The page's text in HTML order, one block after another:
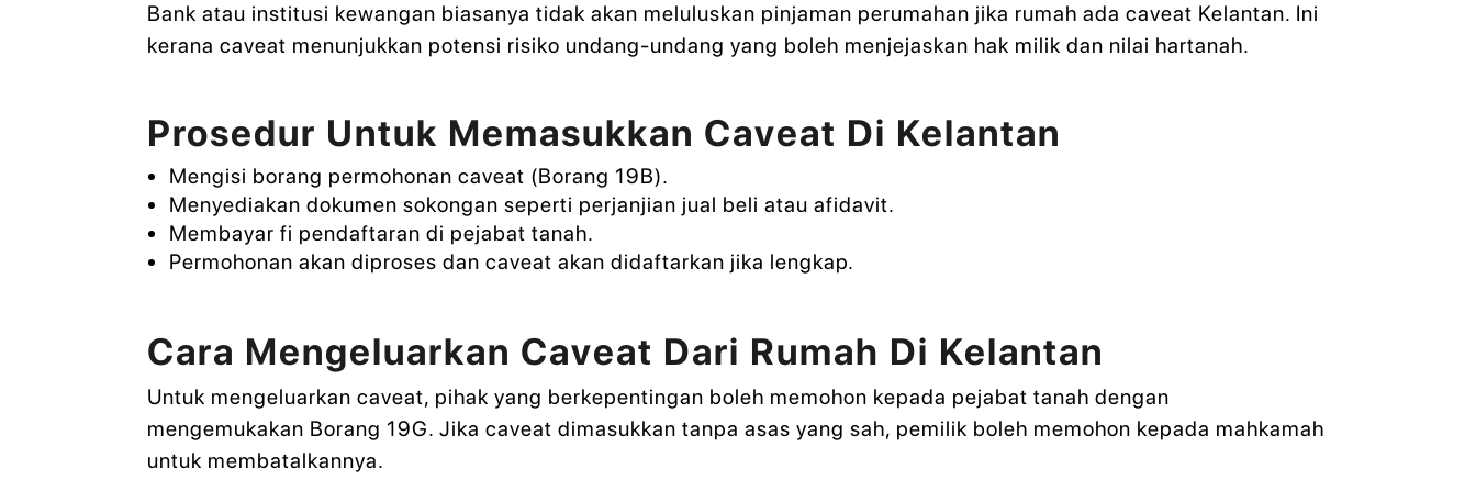
Bank atau institusi kewangan biasanya tidak akan meluluskan pinjaman perumahan jika rumah ada caveat Kelantan. Ini
kerana caveat menunjukkan potensi risiko undang-undang yang boleh menjejaskan hak milik dan nilai hartanah.
Prosedur Untuk Memasukkan Caveat Di Kelantan
Mengisi borang permohonan caveat (Borang 19B).
Menyediakan dokumen sokongan seperti perjanjian jual beli atau afidavit.
Membayar fi pendaftaran di pejabat tanah.
Permohonan akan diproses dan caveat akan didaftarkan jika lengkap.
Cara Mengeluarkan Caveat Dari Rumah Di Kelantan
Untuk mengeluarkan caveat, pihak yang berkepentingan boleh memohon kepada pejabat tanah dengan
mengemukakan Borang 19G. Jika caveat dimasukkan tanpa asas yang sah, pemilik boleh memohon kepada mahkamah
untuk membatalkannya.